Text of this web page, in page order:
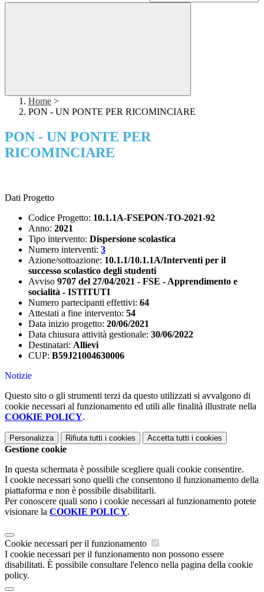
Home >
PON - UN PONTE PER RICOMINCIARE
PON - UN PONTE PER
RICOMINCIARE
Dati Progetto
Codice Progetto: 10.1.1A-FSEPON-TO-2021-92
Anno: 2021
Tipo intervento: Dispersione scolastica
Numero interventi: 3
Azione/sottoazione: 10.1.1/10.1.1A/Interventi per il
successo scolastico degli studenti
Avviso 9707 del 27/04/2021 - FSE - Apprendimento e
socialità - ISTITUTI
Numero partecipanti effettivi: 64
Attestati a fine intervento: 54
Data inizio progetto: 20/06/2021
Data chiusura attività gestionale: 30/06/2022
Destinatari: Allievi
CUP: B59J21004630006
Notizie
Questo sito o gli strumenti terzi da questo utilizzati si avvalgono di
cookie necessari al funzionamento ed utili alle finalità illustrate nella
COOKIE POLICY.
Personalizza Rifiuta tutti i cookies Accetta tutti i cookies
Gestione cookie
In questa schermata è possibile scegliere quali cookie consentire.
I cookie necessari sono quelli che consentono il funzionamento della
piattaforma e non è possibile disabilitarli.
Per conoscere quali sono i cookie necessari al funzionamento potete
visionare la COOKIE POLICY.
Cookie necessari per il funzionamento
I cookie necessari per il funzionamento non possono essere
disabilitati. È possibile consultare l'elenco nella pagina della cookie
policy.